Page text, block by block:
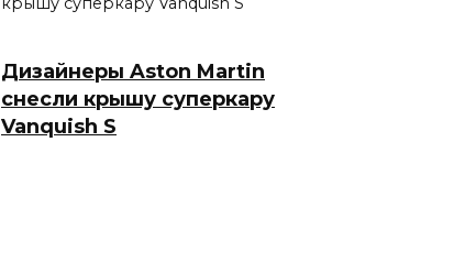
Дизайнеры Aston Martin
снесли крышу суперкару
Vanquish S